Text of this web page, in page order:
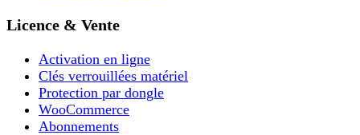
Licence & Vente
Activation en ligne
Clés verrouillées matériel
Protection par dongle
WooCommerce
Abonnements